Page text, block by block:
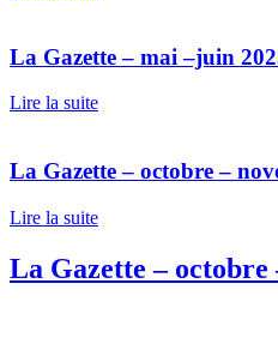
La Gazette – mai –juin
Lire la suite
La Gazette – octobre –
Lire la suite
La Gazette – octobre